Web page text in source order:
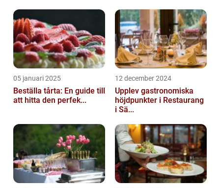
05 januari 2025
Beställa tårta: En guide till
att hitta den perfek...
12 december 2024
Upplev gastronomiska
höjdpunkter i Restaurang
i Sä...